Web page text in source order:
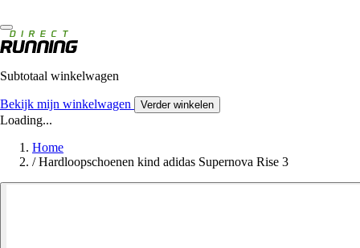
Subtotaal winkelwagen
Bekijk mijn winkelwagen Verder winkelen
Loading...
Home
/ Hardloopschoenen kind adidas Supernova Rise 3